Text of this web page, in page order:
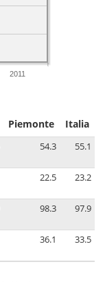
2011
Piemonte Italia
54.3 55.1
22.5 23.2
98.3 97.9
36.1 33.5